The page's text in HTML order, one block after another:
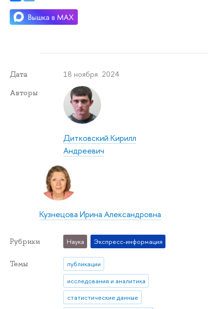
Дата 18 ноября 2024
Авторы
Дитковский Кирилл
Андреевич
Кузнецова Ирина Александровна
Рубрики Наука Экспресс-информация
Темы
публикации
исследования и аналитика
статистические данные